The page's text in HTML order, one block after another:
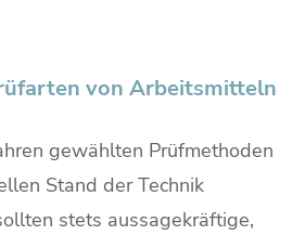
von Arbeitsmitteln
gewählten Prüfmethoden
Stand der Technik
stets aussagekräftige,